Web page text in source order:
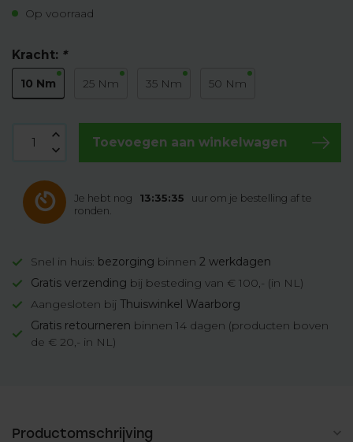
Op voorraad
Kracht: *
10 Nm 25 Nm 35 Nm 50 Nm
Toevoegen aan winkelwagen
Je hebt nog 13:35:34
uur om je bestelling af te
ronden.
Snel in huis: bezorging binnen 2 werkdagen
Gratis verzending bij besteding van € 100,- (in NL)
Aangesloten bij Thuiswinkel Waarborg
Gratis retourneren binnen 14 dagen (producten boven
de € 20,- in NL)
Productomschrijving